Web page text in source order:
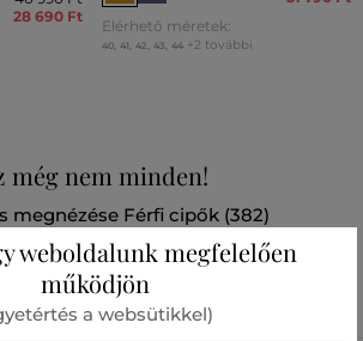
28 690 Ft
Elérhető méretek:
40, 41 42 43 44 +2 további
még nem minden!
megnézése Férfi cipők (382)
FÉRFI CIPŐK (382)
weboldalunk megfelelően
működjön
a websütikkel)